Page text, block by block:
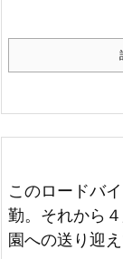
このロードバ
勤。それから
園への送り迎え